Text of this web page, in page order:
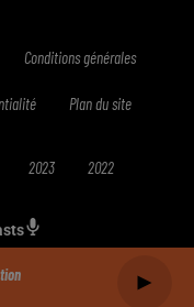
Conditions générales
Plan du site
2023 2022